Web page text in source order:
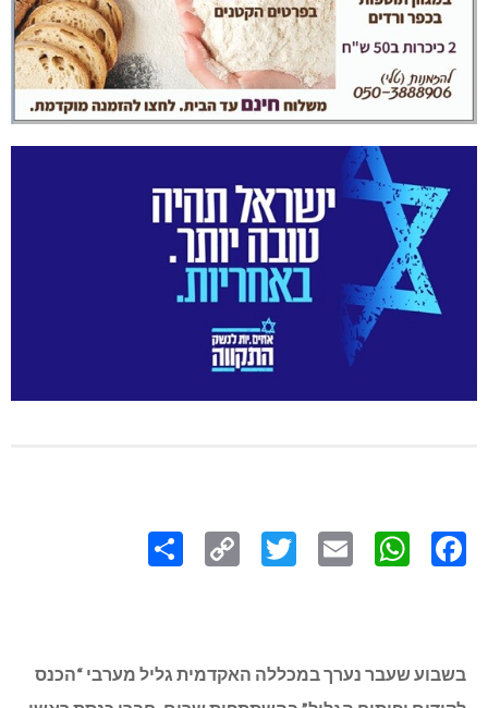
Link
בשבוע שעבר נערך במכללה האקדמית גליל מערבי “הכנס